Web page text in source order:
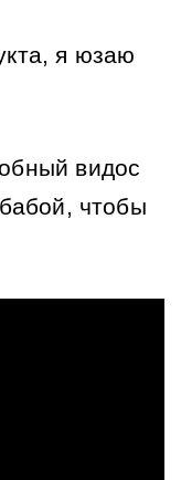
я юзаю
видос
чтобы